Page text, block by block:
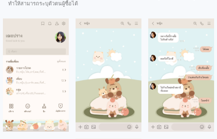
ทำให้สามารถระบุตัวตนผู้ซื้อได้